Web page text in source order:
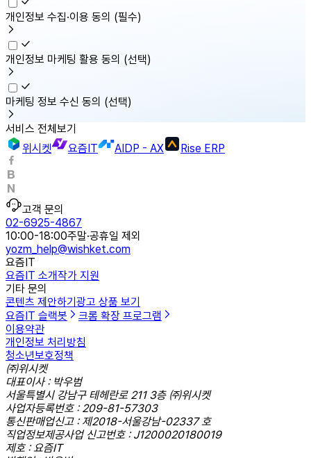
개인정보 수집·이용 동의 (필수)
개인정보 마케팅 활용 동의 (선택)
마케팅 정보 수신 동의 (선택)
서비스 전체보기
위시켓
요즘IT AIDP - AX Rise ERP
고객 문의
02-6925-4867
10:00-18:00주말·공휴일 제외
yozm_help@wishket.com
요즘IT
요즘IT 소개작가 지원
기타 문의
콘텐츠 제안하기광고 상품 보기
요즘IT 슬랙봇
크롬 확장 프로그램
이용약관
개인정보 처리방침
청소년보호정책
㈜위시켓
대표이사 : 박우범
서울특별시 강남구 테헤란로 211 3층 ㈜위시켓
사업자등록번호 : 209-81-57303
통신판매업신고 : 제2018-서울강남-02337 호
직업정보제공사업 신고번호 : J1200020180019
제호 : 요즘IT